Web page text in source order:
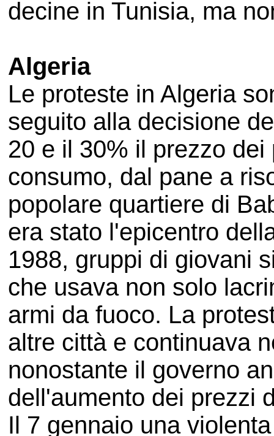
decine in Tunisia, ma
Algeria
Le proteste in Algeria
seguito alla decisione
20 e il 30% il prezzo
consumo, dal pane a
popolare quartiere di
era stato l'epicentro
1988, gruppi di giovani
che usava non solo
armi da fuoco. La
altre città e continuava
nonostante il governo
dell'aumento dei prezzi
Il 7 gennaio una